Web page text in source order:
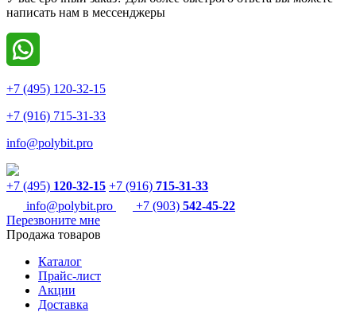
написать нам в мессенджеры
+7 (495) 120-32-15
+7 (916) 715-31-33
info@polybit.pro
+7 (495) 120-32-15 +7 (916) 715-31-33
info@polybit.pro
+7 (903) 542-45-22
Перезвоните мне
Продажа товаров
Каталог
Прайс-лист
Акции
Доставка